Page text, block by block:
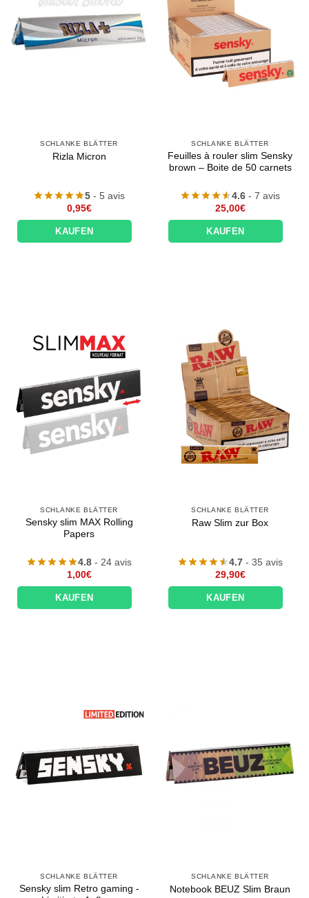
SCHLANKE BLÄTTER
Rizla Micron
5 - 5 avis
0,95€
KAUFEN
SCHLANKE BLÄTTER
Feuilles à rouler slim Sensky
brown – Boite de 50 carnets
4.6 - 7 avis
25,00€
KAUFEN
SCHLANKE BLÄTTER
Sensky slim MAX Rolling
Papers
4.8 - 24 avis
1,00€
KAUFEN
SCHLANKE BLÄTTER
Raw Slim zur Box
4.7 - 35 avis
29,90€
KAUFEN
SCHLANKE BLÄTTER
Sensky slim Retro gaming -
SCHLANKE BLÄTTER
Notebook BEUZ Slim Braun